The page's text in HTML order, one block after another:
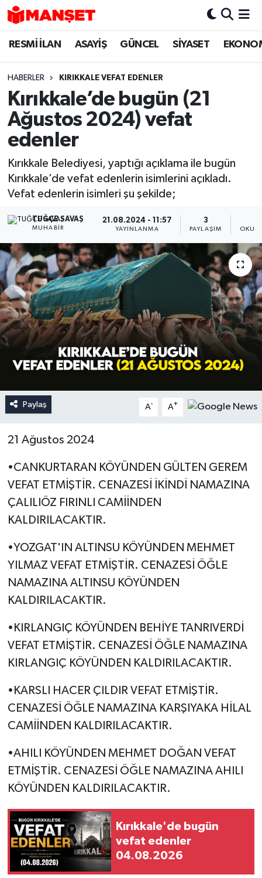
RESMİ İLAN ASAYİŞ GÜNCEL SİYASET
HABERLER KIRIKKALE VEFAT EDENLER
Kırıkkale’de bugün (21
Ağustos 2024) vefat
edenler
Kırıkkale Belediyesi, yaptığı açıklama ile bugün
Kırıkkale’de vefat edenlerin isimlerini açıkladı.
Vefat edenlerin isimleri şu şekilde;
TUĞÇE SAVAŞ
MUHABIR
21.08.2024 - 11:57
YAYINLANMA
3
PAYLAŞIM
Paylaş A- A+
21 Ağustos 2024
•CANKURTARAN KÖYÜNDEN GÜLTEN GEREM
VEFAT ETMİŞTİR. CENAZESİ İKİNDİ NAMAZINA
ÇALILIÖZ FIRINLI CAMİİNDEN
KALDIRILACAKTIR.
•YOZGAT'IN ALTINSU KÖYÜNDEN MEHMET
YILMAZ VEFAT ETMİŞTİR. CENAZESİ ÖĞLE
NAMAZINA ALTINSU KÖYÜNDEN
KALDIRILACAKTIR.
•KIRLANGIÇ KÖYÜNDEN BEHİYE TANRIVERDİ
VEFAT ETMİŞTİR. CENAZESİ ÖĞLE NAMAZINA
KIRLANGIÇ KÖYÜNDEN KALDIRILACAKTIR.
•KARSLI HACER ÇILDIR VEFAT ETMİŞTİR.
CENAZESİ ÖĞLE NAMAZINA KARŞIYAKA HİLAL
CAMİİNDEN KALDIRILACAKTIR.
•AHILI KÖYÜNDEN MEHMET DOĞAN VEFAT
ETMİŞTİR. CENAZESİ ÖĞLE NAMAZINA AHILI
KÖYÜNDEN KALDIRILACAKTIR.
Kırıkkale'de bugün
vefat edenler
04.08.2026
Hava Durumu
Trafik Durumu
Süper Lig Puan Durumu ve Fikstür
Tüm Manşetler
Son Dakika Haberleri
Haber Arşivi